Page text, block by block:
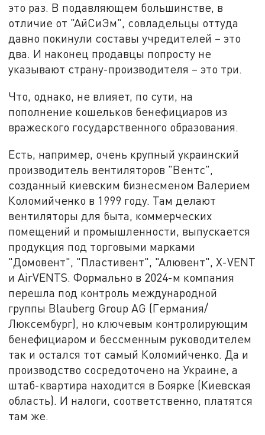
это раз. В подавляющем большинстве, в
отличие от "АйСиЭм", совладельцы оттуда
давно покинули составы учредителей – это
два. И наконец продавцы попросту не
указывают страну-производителя – это три.
Что, однако, не влияет, по сути, на
пополнение кошельков бенефициаров из
вражеского государственного образования.
Есть, например, очень крупный украинский
производитель вентиляторов "Вентс",
созданный киевским бизнесменом Валерием
Коломийченко в 1999 году. Там делают
вентиляторы для быта, коммерческих
помещений и промышленности, выпускается
продукция под торговыми марками
"Домовент", "Пластивент", "Алювент", X-VENT
и AirVENTS. Формально в 2024-м компания
перешла под контроль международной
группы Blauberg Group AG (Германия/
Люксембург), но ключевым контролирующим
бенефициаром и бессменным руководителем
так и остался тот самый Коломийченко. Да и
производство сосредоточено на Украине, а
штаб-квартира находится в Боярке (Киевская
область). И налоги, соответственно, платятся
там же.